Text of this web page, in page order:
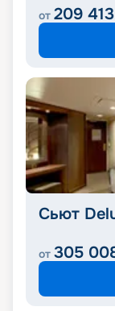
от 209 413
Сьют
от 305